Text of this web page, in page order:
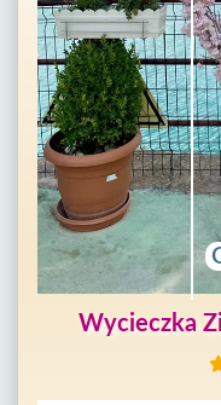
Wycieczka